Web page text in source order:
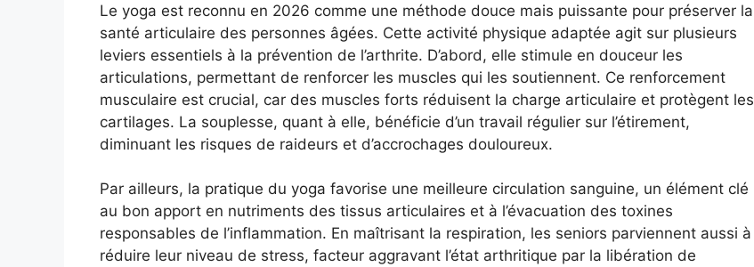
Le yoga est reconnu en 2026 comme une méthode douce mais puissante pour préserver la
santé articulaire des personnes âgées. Cette activité physique adaptée agit sur plusieurs
leviers essentiels à la prévention de l’arthrite. D’abord, elle stimule en douceur les
articulations, permettant de renforcer les muscles qui les soutiennent. Ce renforcement
musculaire est crucial, car des muscles forts réduisent la charge articulaire et protègent les
cartilages. La souplesse, quant à elle, bénéficie d’un travail régulier sur l’étirement,
diminuant les risques de raideurs et d’accrochages douloureux.
Par ailleurs, la pratique du yoga favorise une meilleure circulation sanguine, un élément clé
au bon apport en nutriments des tissus articulaires et à l’évacuation des toxines
responsables de l’inflammation. En maîtrisant la respiration, les seniors parviennent aussi à
réduire leur niveau de stress, facteur aggravant l’état arthritique par la libération de